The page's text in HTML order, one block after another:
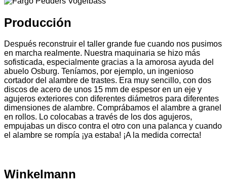
Producción
Después reconstruir el taller grande fue cuando nos pusimos
en marcha realmente. Nuestra maquinaria se hizo más
sofisticada, especialmente gracias a la amorosa ayuda del
abuelo Osburg. Teníamos, por ejemplo, un ingenioso
cortador del alambre de trastes. Era muy sencillo, con dos
discos de acero de unos 15 mm de espesor en un eje y
agujeros exteriores con diferentes diámetros para diferentes
dimensiones de alambre. Comprábamos el alambre a granel
en rollos. Lo colocabas a través de los dos agujeros,
empujabas un disco contra el otro con una palanca y cuando
el alambre se rompía ¡ya estaba! ¡A la medida correcta!
Winkelmann